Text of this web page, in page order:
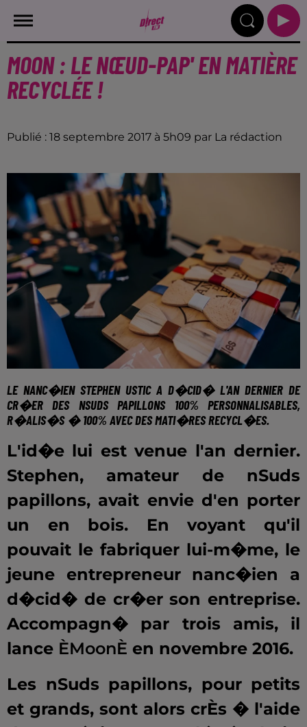
MOON : LE NŒUD-PAP' EN MATIÈRE
RECYCLÉE !
Publié : 18 septembre 2017 à 5h09 par La rédaction
LE NANC�IEN STEPHEN USTIC A D�CID� L'AN DERNIER DE
CR�ER DES NSUDS PAPILLONS 100% PERSONNALISABLES,
R�ALIS�S �100% AVEC DES MATI�RES RECYCL�ES.
L'id�e lui est venue l'an dernier.
Stephen, amateur de nSuds
papillons, avait envie d'en porter
un en bois. En voyant qu'il
pouvait le fabriquer lui-m�me, le
jeune entrepreneur nanc�ien a
d�cid� de cr�er son entreprise.
Accompagn� par trois amis, il
lance ÈMoonÈ en novembre 2016.
Les nSuds papillons, pour petits
et grands, sont alors crÈs � l'aide